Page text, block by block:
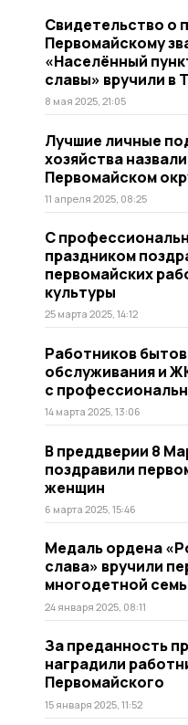
Свидетельство о
Первомайскому
«Населённый
славы» вручили в
8 мая 2025, 21:05
Лучшие личные
хозяйства
Первомайском
11 апреля 2025, 08:25
С
праздником
первомайских
культуры
25 марта 2025, 14:12
Работников
обслуживания и
с
14 марта 2025, 13:06
В преддверии 8
поздравили
женщин
6 марта 2025, 15:46
Медаль ордена
слава» вручили
многодетной
24 января 2025, 08:11
За преданность
наградили
Первомайского
15 января 2025, 11:52